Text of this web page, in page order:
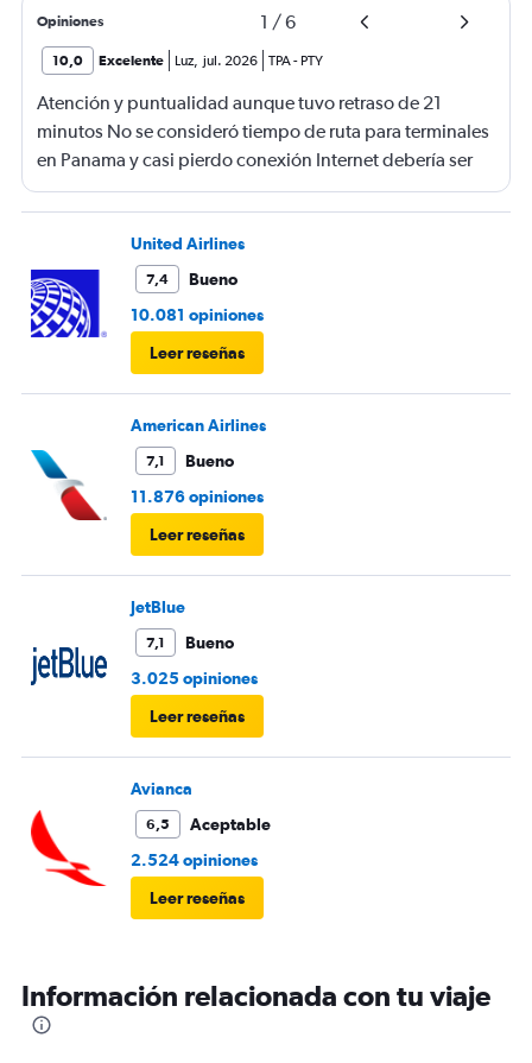
Opiniones 1 /6
10,0 Excelente Luz, jul. 2026 TPA- PTY
Atención y puntualidad aunque tuvo retraso de 21
minutos No se consideró tiempo de ruta para terminales
en Panama y casi pierdo conexión Internet debería ser
gratis
United Airlines
7,4
Bueno
10.081 opiniones
Leer reseñas
American Airlines
7,1
Bueno
11.876 opiniones
Leer reseñas
JetBlue
7,1
Bueno
3.025 opiniones
Leer reseñas
Avianca
6,5
Aceptable
2.524 opiniones
Leer reseñas
Información relacionada con tu viaje